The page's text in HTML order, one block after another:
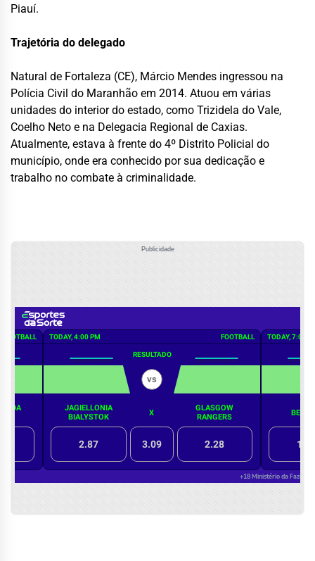
Piauí.
Trajetória do delegado
Natural de Fortaleza (CE), Márcio Mendes ingressou na
Polícia Civil do Maranhão em 2014. Atuou em várias
unidades do interior do estado, como Trizidela do Vale,
Coelho Neto e na Delegacia Regional de Caxias.
Atualmente, estava à frente do 4º Distrito Policial do
município, onde era conhecido por sua dedicação e
trabalho no combate à criminalidade.
Publicidade